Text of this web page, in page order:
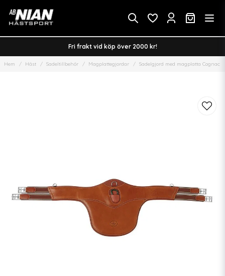
Fri frakt vid köp över 2000 kr!
Hem Häst Sadeltillbehör Magplattegjordar Sadelgjord med magplatta Cognac